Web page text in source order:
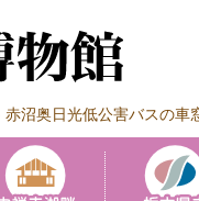
赤沼奥日光低公害バスの車